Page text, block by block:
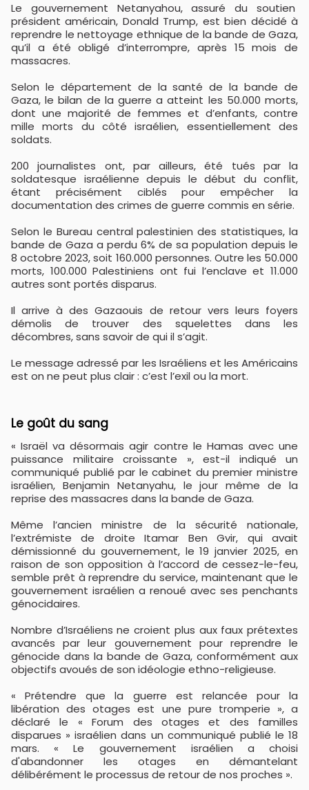
Le gouvernement Netanyahou, assuré du soutien
président américain, Donald Trump, est bien décidé à
reprendre le nettoyage ethnique de la bande de Gaza,
qu’il a été obligé d’interrompre, après 15 mois de
massacres.
Selon le département de la santé de la bande de
Gaza, le bilan de la guerre a atteint les 50.000 morts,
dont une majorité de femmes et d’enfants, contre
mille morts du côté israélien, essentiellement des
soldats.
200 journalistes ont, par ailleurs, été tués par la
soldatesque israélienne depuis le début du conflit,
étant précisément ciblés pour empêcher la
documentation des crimes de guerre commis en série.
Selon le Bureau central palestinien des statistiques, la
bande de Gaza a perdu 6% de sa population depuis le
8 octobre 2023, soit 160.000 personnes. Outre les 50.000
morts, 100.000 Palestiniens ont fui l’enclave et 11.000
autres sont portés disparus.
Il arrive à des Gazaouis de retour vers leurs foyers
démolis de trouver des squelettes dans les
décombres, sans savoir de qui il s’agit.
Le message adressé par les Israéliens et les Américains
est on ne peut plus clair : c’est l’exil ou la mort.
Le goût du sang
« Israël va désormais agir contre le Hamas avec une
puissance militaire croissante », est-il indiqué un
communiqué publié par le cabinet du premier ministre
israélien, Benjamin Netanyahu, le jour même de la
reprise des massacres dans la bande de Gaza.
Même l’ancien ministre de la sécurité nationale,
l’extrémiste de droite Itamar Ben Gvir, qui avait
démissionné du gouvernement, le 19 janvier 2025, en
raison de son opposition à l’accord de cessez-le-feu,
semble prêt à reprendre du service, maintenant que le
gouvernement israélien a renoué avec ses penchants
génocidaires.
Nombre d’Israéliens ne croient plus aux faux prétextes
avancés par leur gouvernement pour reprendre le
génocide dans la bande de Gaza, conformément aux
objectifs avoués de son idéologie ethno-religieuse.
« Prétendre que la guerre est relancée pour la
libération des otages est une pure tromperie », a
déclaré le « Forum des otages et des familles
disparues » israélien dans un communiqué publié le 18
mars. « Le gouvernement israélien a choisi
d'abandonner les otages en démantelant
délibérément le processus de retour de nos proches ».